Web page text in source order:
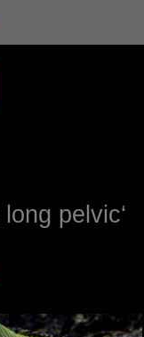
pelvic‘